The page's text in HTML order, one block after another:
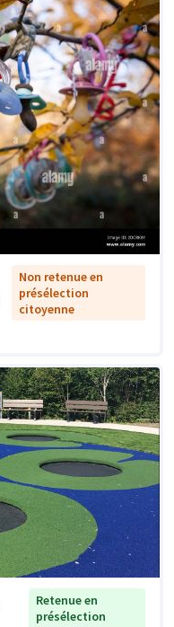
Non retenue en
présélection
citoyenne
Retenue en
présélection